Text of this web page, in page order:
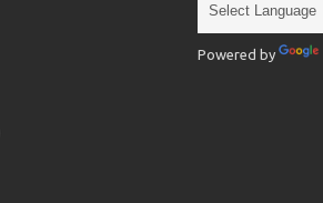
Powered by